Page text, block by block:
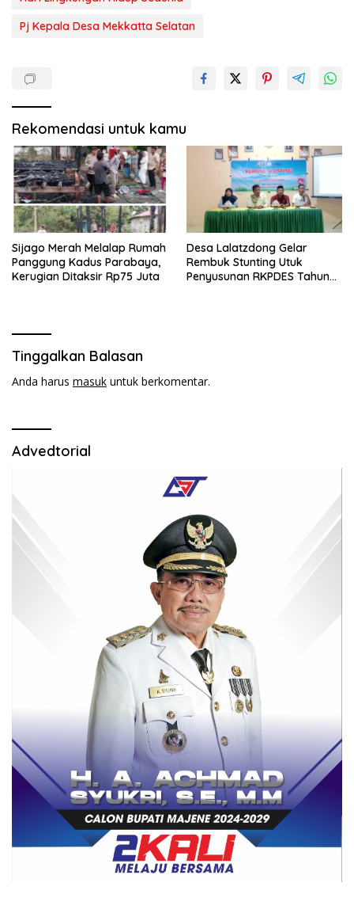
Pj Kepala Desa Mekkatta Selatan
Rekomendasi untuk kamu
Sijago Merah Melalap Rumah
Panggung Kadus Parabaya,
Kerugian Ditaksir Rp75 Juta
Desa Lalatzdong Gelar
Rembuk Stunting Utuk
Penyusunan RKPDES Tahun
Tinggalkan Balasan
Anda harus masuk untuk berkomentar.
Advedtorial